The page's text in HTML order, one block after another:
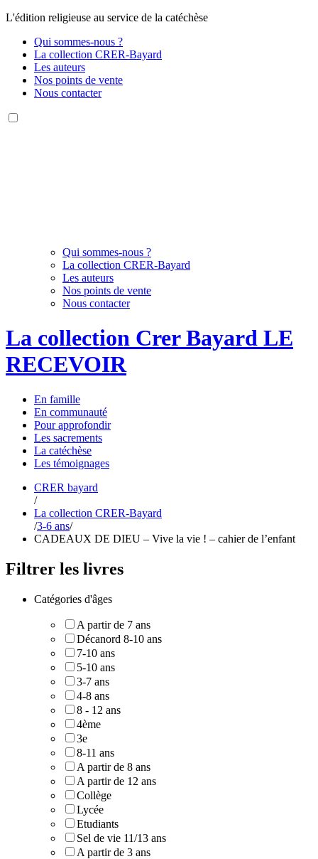
L'édition religieuse au service de la catéchèse
Qui sommes-nous ?
La collection CRER-Bayard
Les auteurs
Nos points de vente
Nous contacter
Qui sommes-nous ?
La collection CRER-Bayard
Les auteurs
Nos points de vente
Nous contacter
La collection Crer Bayard LE
RECEVOIR
En famille
En communauté
Pourapprofondir
Les sacrements
La catéchèse
Les témoignages
CRER bayard
/
La collection CRER-Bayard
/3-6 ans/
CADEAUX DE DIEU – Vive la vie ! – cahier de l’enfant
Filtrer les livres
Catégories d'âges
A partir de 7 ans
Décanord 8-10 ans
7-10 ans
5-10 ans
3-7 ans
4-8 ans
8 - 12 ans
4ème
3e
8-11 ans
A partir de 8 ans
A partir de 12 ans
Collège
Lycée
Etudiants
Sel de vie 11/13 ans
A partir de 3 ans